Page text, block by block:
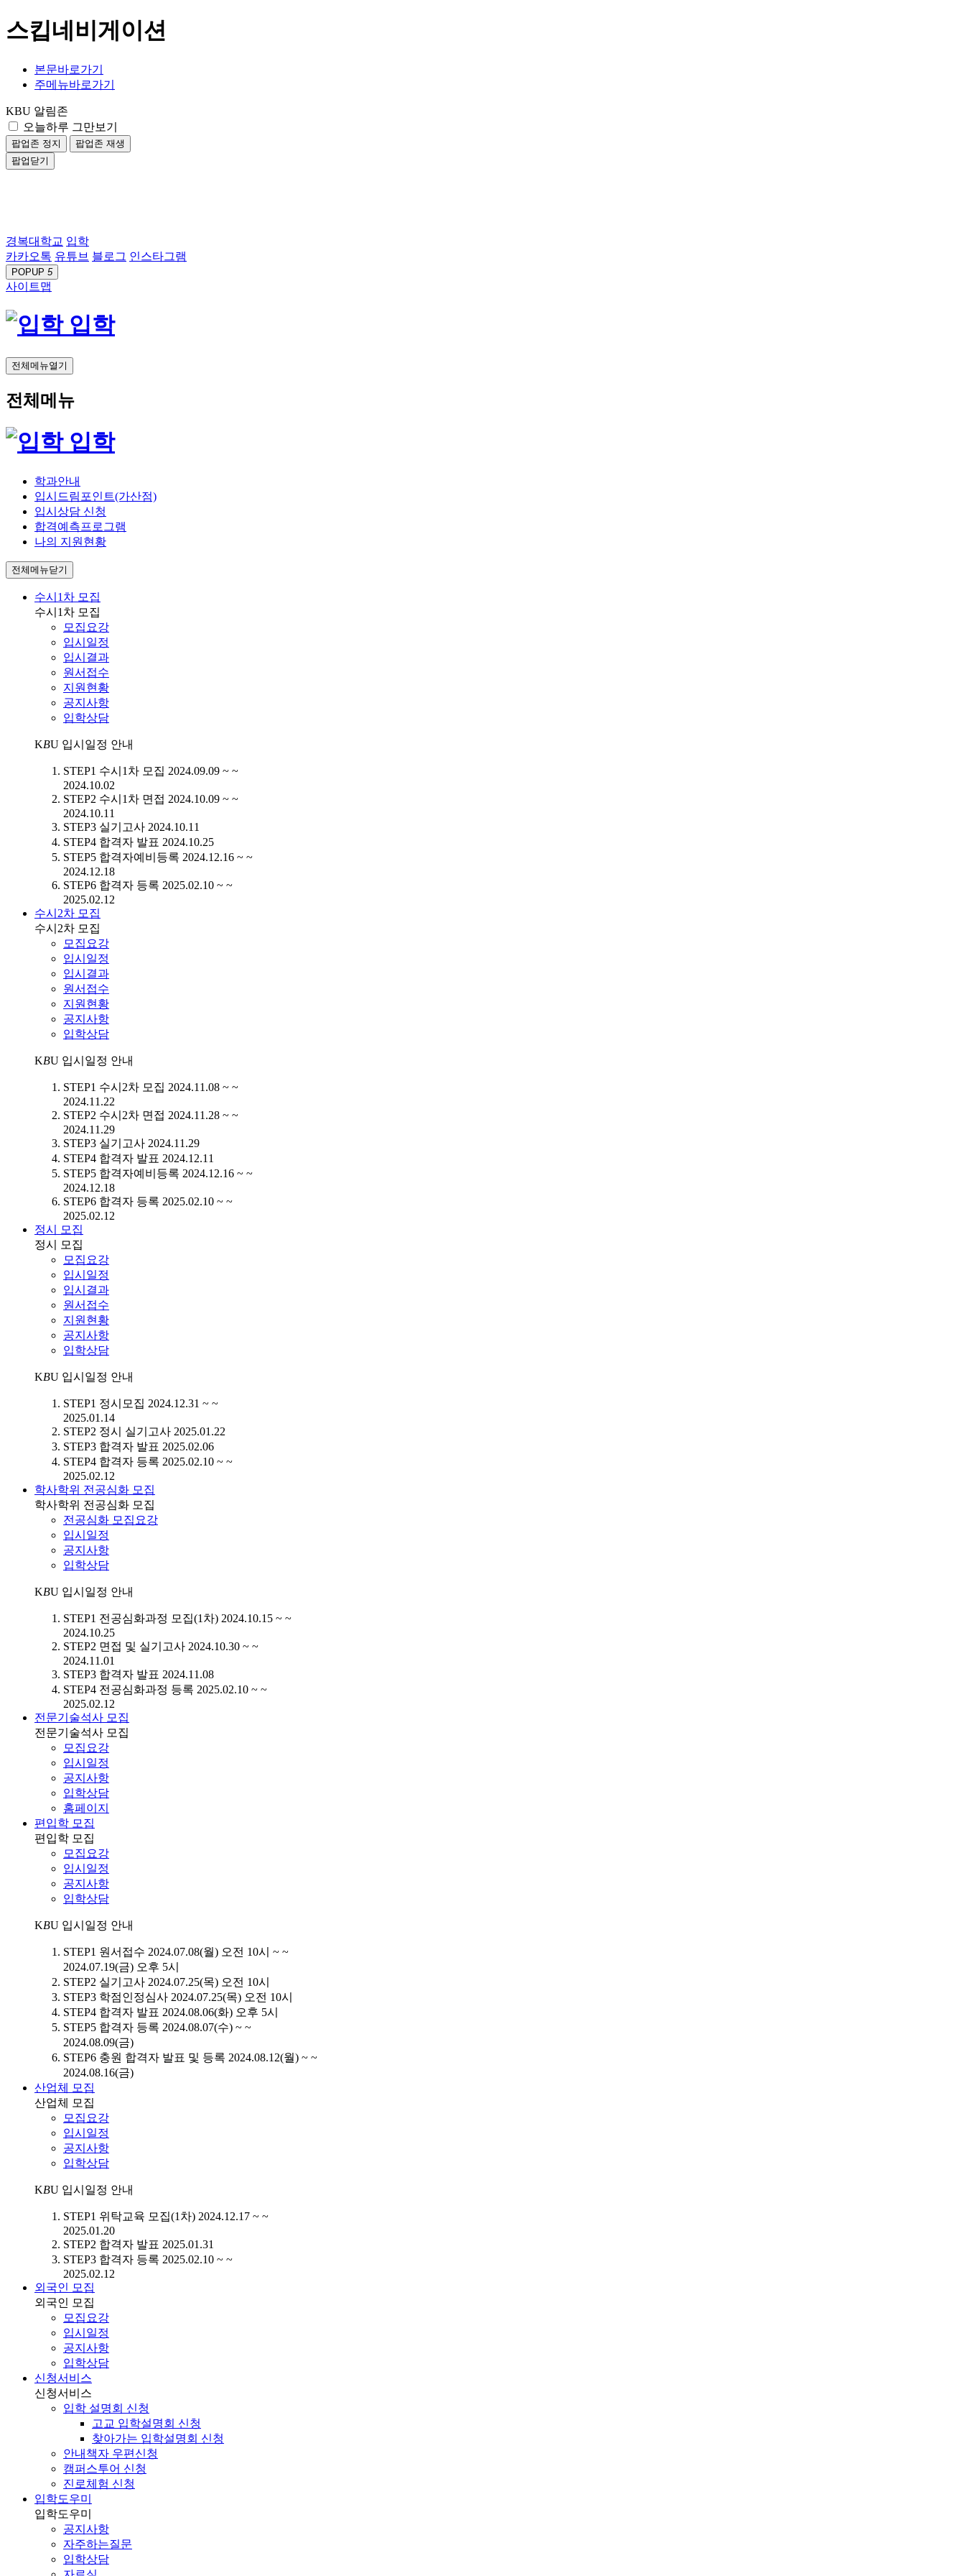
스킵네비게이션
본문바로가기
주메뉴바로가기
KBU 알림존
오늘하루 그만보기
팝업존 정지
팝업존 재생
팝업닫기
경복대학교 입학
카카오톡 유튜브 블로그 인스타그램
POPUP 5
사이트맵
입학
전체메뉴열기
전체메뉴
입학
학과안내
입시드림포인트(가산점)
입시상담 신청
합격예측프로그램
나의 지원현황
전체메뉴닫기
수시1차 모집
수시1차 모집
모집요강
입시일정
입시결과
원서접수
지원현황
공지사항
입학상담
KBU 입시일정 안내
STEP1 수시1차 모집 2024.09.09 ~ ~
2024.10.02
STEP2 수시1차 면접 2024.10.09 ~ ~
2024.10.11
STEP3 실기고사 2024.10.11
STEP4 합격자 발표 2024.10.25
STEP5 합격자예비등록 2024.12.16 ~ ~
2024.12.18
STEP6 합격자 등록 2025.02.10 ~ ~
2025.02.12
수시2차 모집
수시2차 모집
모집요강
입시일정
입시결과
원서접수
지원현황
공지사항
입학상담
KBU 입시일정 안내
STEP1 수시2차 모집 2024.11.08 ~ ~
2024.11.22
STEP2 수시2차 면접 2024.11.28 ~ ~
2024.11.29
STEP3 실기고사 2024.11.29
STEP4 합격자 발표 2024.12.11
STEP5 합격자예비등록 2024.12.16 ~ ~
2024.12.18
STEP6 합격자 등록 2025.02.10 ~ ~
2025.02.12
정시 모집
정시 모집
모집요강
입시일정
입시결과
원서접수
지원현황
공지사항
입학상담
KBU 입시일정 안내
STEP1 정시모집 2024.12.31 ~ ~
2025.01.14
STEP2 정시 실기고사 2025.01.22
STEP3 합격자 발표 2025.02.06
STEP4 합격자 등록 2025.02.10 ~ ~
2025.02.12
학사학위 전공심화 모집
학사학위 전공심화 모집
전공심화 모집요강
입시일정
공지사항
입학상담
KBU 입시일정 안내
STEP1 전공심화과정 모집(1차) 2024.10.15 ~ ~
2024.10.25
STEP2 면접 및 실기고사 2024.10.30 ~ ~
2024.11.01
STEP3 합격자 발표 2024.11.08
STEP4 전공심화과정 등록 2025.02.10 ~ ~
2025.02.12
전문기술석사 모집
전문기술석사 모집
모집요강
입시일정
공지사항
입학상담
홈페이지
편입학 모집
편입학 모집
모집요강
입시일정
공지사항
입학상담
KBU 입시일정 안내
STEP1 원서접수 2024.07.08(월) 오전 10시 ~ ~
2024.07.19(금) 오후 5시
STEP2 실기고사 2024.07.25(목) 오전 10시
STEP3 학점인정심사 2024.07.25(목) 오전 10시
STEP4 합격자 발표 2024.08.06(화) 오후 5시
STEP5 합격자 등록 2024.08.07(수) ~ ~
2024.08.09(금)
STEP6 충원 합격자 발표 및 등록 2024.08.12(월) ~ ~
2024.08.16(금)
산업체 모집
산업체 모집
모집요강
입시일정
공지사항
입학상담
KBU 입시일정 안내
STEP1 위탁교육 모집(1차) 2024.12.17 ~ ~
2025.01.20
STEP2 합격자 발표 2025.01.31
STEP3 합격자 등록 2025.02.10 ~ ~
2025.02.12
외국인 모집
외국인 모집
모집요강
입시일정
공지사항
입학상담
신청서비스
신청서비스
입학 설명회 신청
고교 입학설명회 신청
찾아가는 입학설명회 신청
안내책자 우편신청
캠퍼스투어 신청
진로체험 신청
입학도우미
입학도우미
공지사항
자주하는질문
입학상담